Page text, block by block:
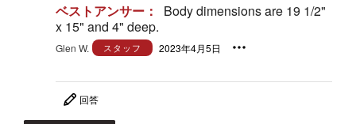
ベストアンサー：
Body dimensions are 19 1/2"
x 15" and 4" deep.
Glen W. スタッフ 2023年4月5日
回答